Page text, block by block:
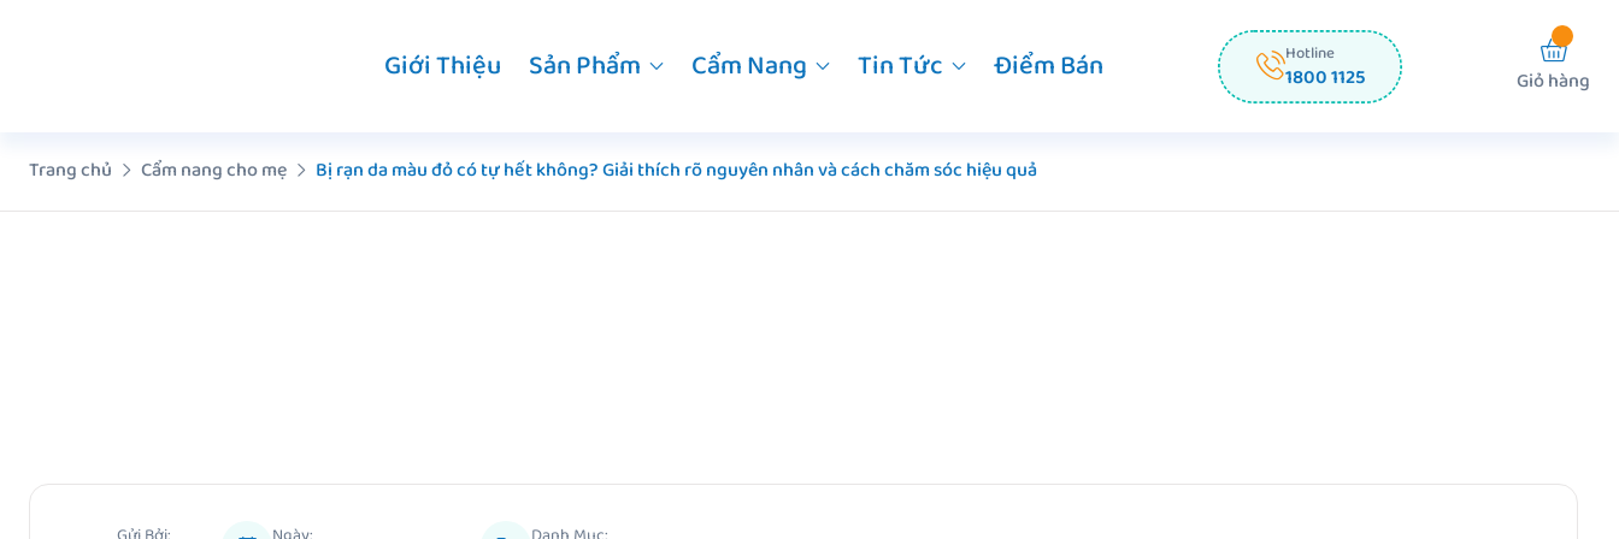
Giới Thiệu Sản Phẩm Cẩm Nang Tin Tức Điểm Bán Hotline
1800 1125 Giỏ hàng
Trang chủ Cẩm nang cho mẹ Bị rạn da màu đỏ có tự hết không? Giải thích rõ nguyên nhân và cách chăm sóc hiệu quả